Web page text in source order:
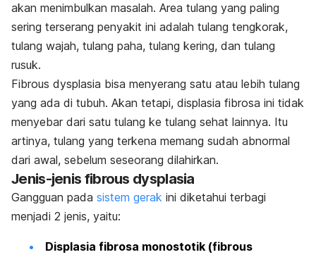
akan menimbulkan masalah. Area tulang yang paling
sering terserang penyakit ini adalah tulang tengkorak,
tulang wajah, tulang paha, tulang kering, dan tulang
rusuk.
Fibrous dysplasia bisa menyerang satu atau lebih tulang
yang ada di tubuh. Akan tetapi, displasia fibrosa ini tidak
menyebar dari satu tulang ke tulang sehat lainnya. Itu
artinya, tulang yang terkena memang sudah abnormal
dari awal, sebelum seseorang dilahirkan.
Jenis-jenis fibrous dysplasia
Gangguan pada sistem gerak ini diketahui terbagi
menjadi 2 jenis, yaitu:
Displasia fibrosa monostotik (fibrous